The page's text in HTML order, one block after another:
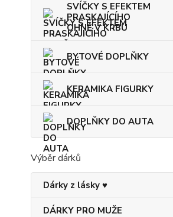
SVÍČKY S EFEKTEM
PRASKAJÍCÍHO
OHNĚ V KRBU
BYTOVÉ DOPLŇKY
KERAMIKA FIGURKY
DOPLŇKY DO AUTA
Výběr dárků
Dárky z lásky ♥
DÁRKY PRO MUŽE